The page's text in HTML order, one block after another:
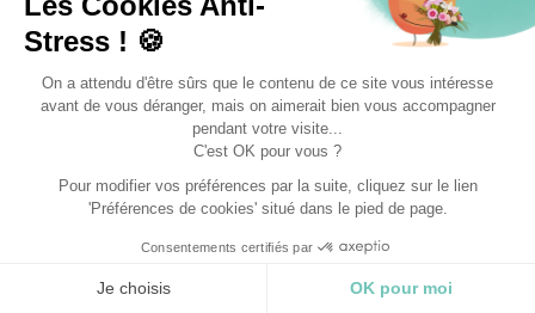
Bijoux Signe
Bijoux pour Cancer,
Type bracelet Bracelet en Aventurine Verte,Bracelet
en Pierre Naturelle 6 MM
Couleur Bijoux couleur Vert